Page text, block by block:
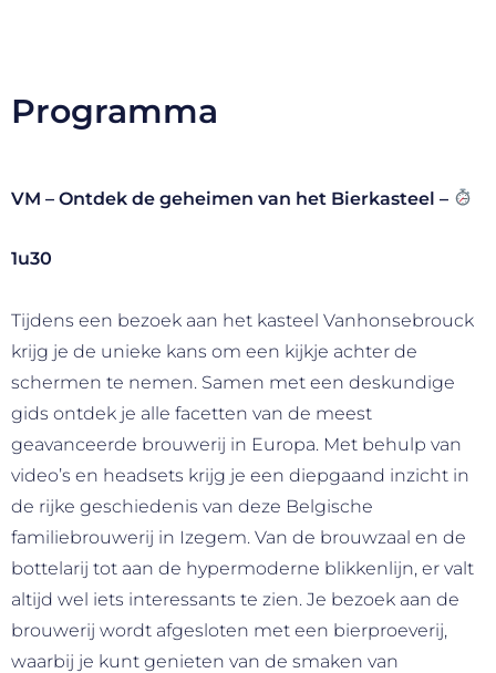
Programma
VM – Ontdek de geheimen van het Bierkasteel –
1u30
Tijdens een bezoek aan het kasteel Vanhonsebrouck
krijg je de unieke kans om een kijkje achter de
schermen te nemen. Samen met een deskundige
gids ontdek je alle facetten van de meest
geavanceerde brouwerij in Europa. Met behulp van
video’s en headsets krijg je een diepgaand inzicht in
de rijke geschiedenis van deze Belgische
familiebrouwerij in Izegem. Van de brouwzaal en de
bottelarij tot aan de hypermoderne blikkenlijn, er valt
altijd wel iets interessants te zien. Je bezoek aan de
brouwerij wordt afgesloten met een bierproeverij,
waarbij je kunt genieten van de smaken van